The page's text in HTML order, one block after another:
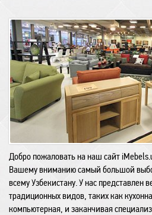
Добро пожаловать на наш сайт
Вашему вниманию самый большой
всему Узбекистану. У нас представлен
традиционных видов, таких как
компьютерная, и заканчивая